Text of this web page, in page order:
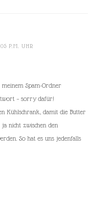
P.M. UHR
Spam-Ordner
– sorry dafür!
Kühlschrank, damit die Butter
nicht zwischen den
So hat es uns jedenfalls